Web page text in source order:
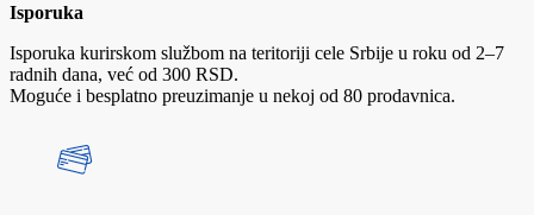
Isporuka
Isporuka kurirskom službom na teritoriji cele Srbije u roku od 2–7
radnih dana, već od 300 RSD.
Moguće i besplatno preuzimanje u nekoj od 80 prodavnica.